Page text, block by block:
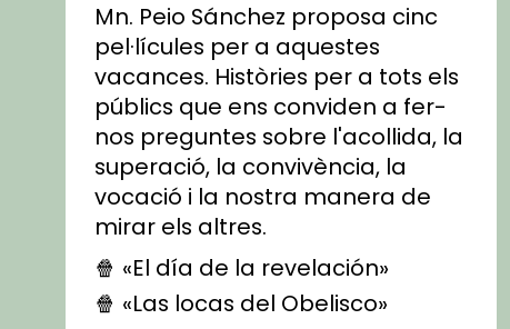
Mn. Peio Sánchez proposa cinc
pel·lícules per a aquestes
vacances. Històries per a tots els
públics que ens conviden a fer-
nos preguntes sobre l'acollida, la
superació, la convivència, la
vocació i la nostra manera de
mirar els altres.
🍿 «El día de la revelación»
🍿 «Las locas del Obelisco»